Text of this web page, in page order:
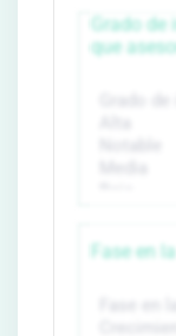
Grado
que
Fase en